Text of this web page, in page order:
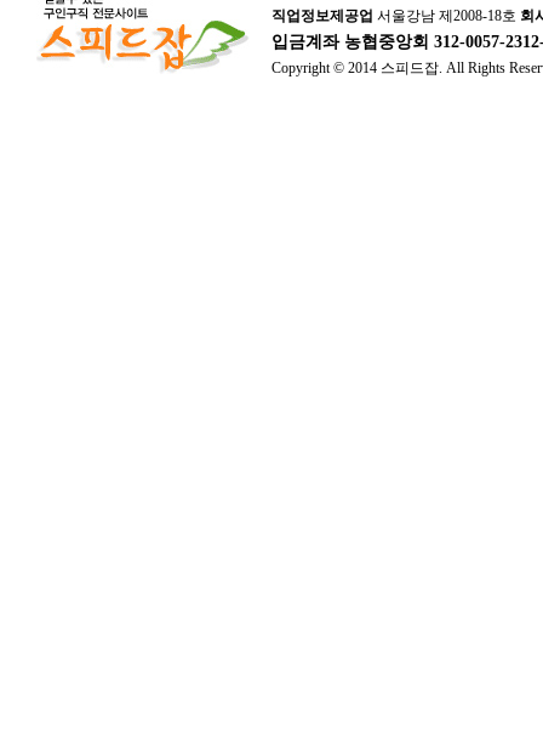
직업정보제공업 서울강남 제2008-18호 회
입금계좌 농협중앙회 312-0057-
Copyright © 2014 스피드잡. All Rights